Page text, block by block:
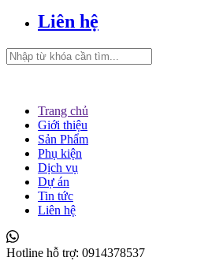
Liên hệ
Trang chủ
Giới thiệu
Sản Phẩm
Phụ kiện
Dịch vụ
Dự án
Tin tức
Liên hệ
Hotline hỗ trợ: 0914378537